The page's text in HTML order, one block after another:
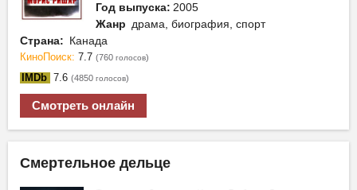
Год выпуска: 2005
Жанр драма, биография, спорт
Страна: Канада
КиноПоиск: 7.7 (760 голосов)
IMDb 7.6 (4850 голосов)
Смотреть онлайн
Смертельное дельце